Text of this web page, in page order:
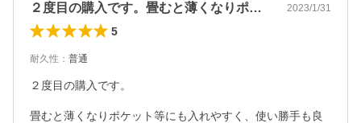
２度目の購入です。畳むと薄くなりポケッ… 2023/1/31
5
耐久性 ： 普通
２度目の購入です。
畳むと薄くなりポケット等にも入れやすく、使い勝手も良